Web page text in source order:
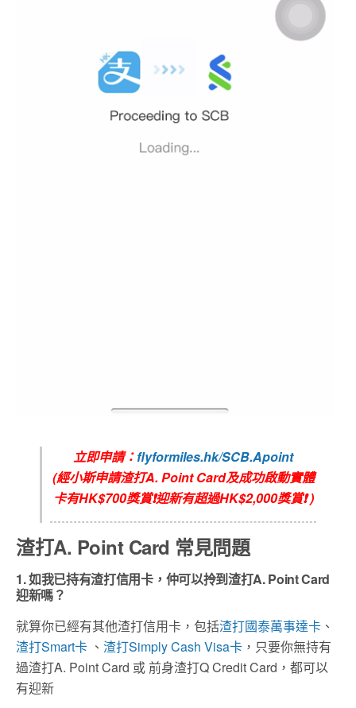
立即申請：flyformiles.hk/SCB.Apoint
(經小斯申請渣打A. Point Card及成功啟動實體
卡有HK$700獎賞❗迎新有超過HK$2,000獎賞❗ )
渣打A. Point Card 常見問題
1. 如我已持有渣打信用卡，仲可以拎到渣打A. Point Card
迎新嗎？
就算你已經有其他渣打信用卡，包括渣打國泰萬事達卡 、
渣打Smart卡 、 渣打Simply Cash Visa卡 ，只要你無持有
過渣打A. Point Card 或 前身渣打Q Credit Card，都可以
有迎新